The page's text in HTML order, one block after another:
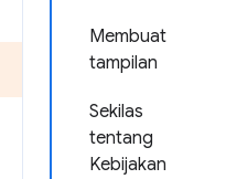
Membuat
tampilan
Sekilas
tentang
Kebijakan